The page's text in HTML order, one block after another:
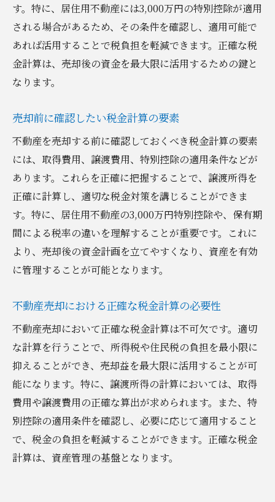
す。特に、居住用不動産には3,000万円の特別控除が適用
される場合があるため、その条件を確認し、適用可能で
あれば活用することで税負担を軽減できます。正確な税
金計算は、売却後の資金を最大限に活用するための鍵と
なります。
売却前に確認したい税金計算の要素
不動産を売却する前に確認しておくべき税金計算の要素
には、取得費用、譲渡費用、特別控除の適用条件などが
あります。これらを正確に把握することで、譲渡所得を
正確に計算し、適切な税金対策を講じることができま
す。特に、居住用不動産の3,000万円特別控除や、保有期
間による税率の違いを理解することが重要です。これに
より、売却後の資金計画を立てやすくなり、資産を有効
に管理することが可能となります。
不動産売却における正確な税金計算の必要性
不動産売却において正確な税金計算は不可欠です。適切
な計算を行うことで、所得税や住民税の負担を最小限に
抑えることができ、売却益を最大限に活用することが可
能になります。特に、譲渡所得の計算においては、取得
費用や譲渡費用の正確な算出が求められます。また、特
別控除の適用条件を確認し、必要に応じて適用すること
で、税金の負担を軽減することができます。正確な税金
計算は、資産管理の基盤となります。